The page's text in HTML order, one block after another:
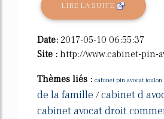
LIRE LA SUITE
Date: 2017-05-10 06:55:37
Site : http://www.cabinet-pin-
Thèmes liés : cabinet pin avocat toulon
de la famille /cabinet d
cabinet avocat droit